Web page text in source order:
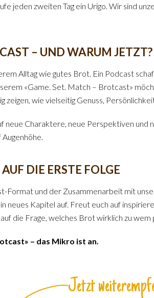
jeden zweiten Tag ein Urigo. Wir sind
– UND WARUM JETZT?
Alltag wie gutes Brot. Ein Podcast
«Game. Set. Match – Brotcast»
zeigen, wie vielseitig Genuss,
neue Charaktere, neue Perspektiven und
DIE ERSTE FOLGE
Format und der Zusammenarbeit mit
neues Kapitel auf. Freut euch auf
die Frage, welches Brot wirklich zu wem
– das Mikro ist an.
Jetzt